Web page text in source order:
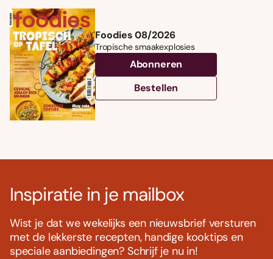
Foodies 08/2026
Tropische smaakexplosies
Abonneren
Bestellen
Inspiratie in je mailbox
Wist je dat we wekelijks een nieuwsbrief versturen
met de lekkerste recepten, handige kooktips en
speciale aanbiedingen? Schrijf je nu in!